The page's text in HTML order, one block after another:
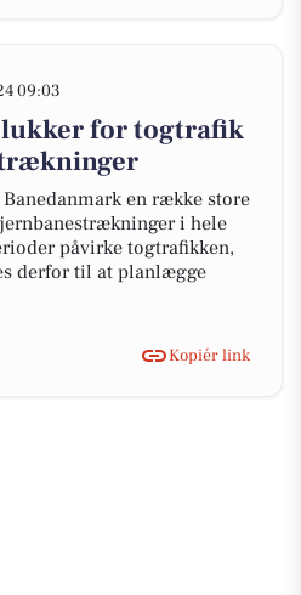
09:03
for togtrafik
en række store
i hele
påvirke togtrafikken,
derfor til at planlægge
Kopiér link